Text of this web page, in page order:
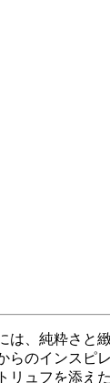
、純粋さ
のインス
ュフを添